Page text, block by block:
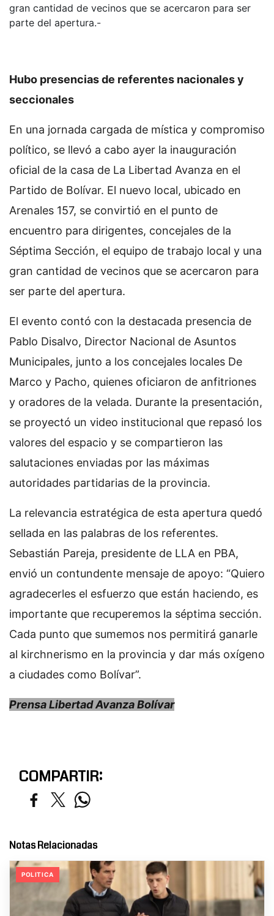
gran cantidad de vecinos que se acercaron para ser
parte del apertura.-
Hubo presencias de referentes nacionales y
seccionales
En una jornada cargada de mística y compromiso
político, se llevó a cabo ayer la inauguración
oficial de la casa de La Libertad Avanza en el
Partido de Bolívar. El nuevo local, ubicado en
Arenales 157, se convirtió en el punto de
encuentro para dirigentes, concejales de la
Séptima Sección, el equipo de trabajo local y una
gran cantidad de vecinos que se acercaron para
ser parte del apertura.
El evento contó con la destacada presencia de
Pablo Disalvo, Director Nacional de Asuntos
Municipales, junto a los concejales locales De
Marco y Pacho, quienes oficiaron de anfitriones
y oradores de la velada. Durante la presentación,
se proyectó un video institucional que repasó los
valores del espacio y se compartieron las
salutaciones enviadas por las máximas
autoridades partidarias de la provincia.
La relevancia estratégica de esta apertura quedó
sellada en las palabras de los referentes.
Sebastián Pareja, presidente de LLA en PBA,
envió un contundente mensaje de apoyo: “Quiero
agradecerles el esfuerzo que están haciendo, es
importante que recuperemos la séptima sección.
Cada punto que sumemos nos permitirá ganarle
al kirchnerismo en la provincia y dar más oxígeno
a ciudades como Bolívar”.
Prensa Libertad Avanza Bolívar
COMPARTIR:
Notas Relacionadas
POLITICA